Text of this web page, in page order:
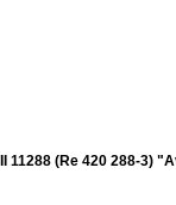
(Re 420 288-3)